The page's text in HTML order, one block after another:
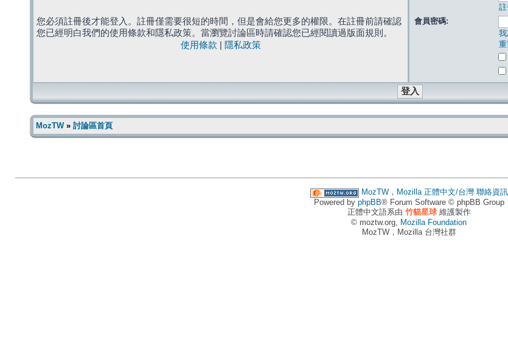
您必須註冊後才能登入。註冊僅需要很短的時間，但是會給您更多的權限。在註冊前請確認
您已經明白我們的使用條款和隱私政策。當瀏覽討論區時請確認您已經閱讀過版面規則。
使用條款
隱私政策
會員密碼:
重
MozTW» 討論區首頁
MozTW，Mozilla 正體中文/台灣 聯絡資訊
Powered by phpBB® Forum Software © phpBB Group
正體中文語系由 竹貓星球維護製作
© moztw.org, Mozilla Foundation
MozTW，Mozilla 台灣社群